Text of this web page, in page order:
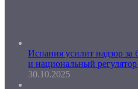
Испания усилит надзор
и национальный
30.10.2025